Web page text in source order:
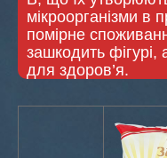
мікроорганізми в
помірне
зашкодить фігурі,
для здоров’я.